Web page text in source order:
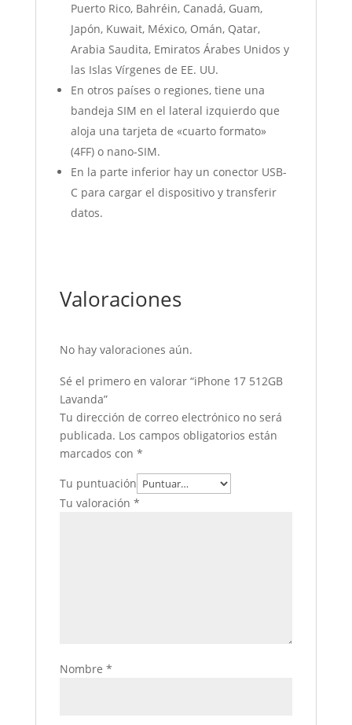
Puerto Rico, Bahréin, Canadá, Guam,
Japón, Kuwait, México, Omán, Qatar,
Arabia Saudita, Emiratos Árabes Unidos y
las Islas Vírgenes de EE. UU.
En otros países o regiones, tiene una
bandeja SIM en el lateral izquierdo que
aloja una tarjeta de «cuarto formato»
(4FF) o nano-SIM.
En la parte inferior hay un conector USB-
C para cargar el dispositivo y transferir
datos.
Valoraciones
No hay valoraciones aún.
Sé el primero en valorar “iPhone 17 512GB
Lavanda”
Tu dirección de correo electrónico no será
publicada. Los campos obligatorios están
marcados con *
Tu puntuación
Tu valoración *
Nombre *